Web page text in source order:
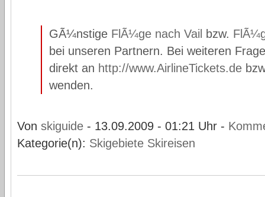
GÃ¼nstige FlÃ¼ge nach Vail bzw.
bei unseren Partnern. Bei weiteren
direkt an http://www.AirlineTickets.de
wenden.
Von skiguide- 13.09.2009 - 01:21 Uhr -
Kategorie(n): Skigebiete Skireisen